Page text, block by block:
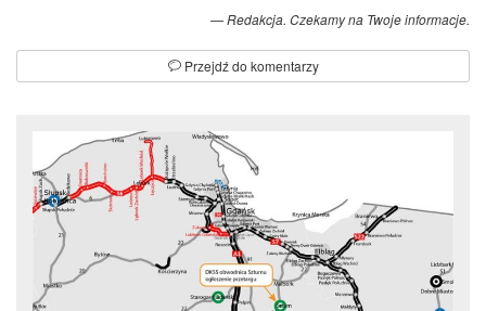
Redakcja. Czekamy na Twoje informacje.
Przejdź do komentarzy